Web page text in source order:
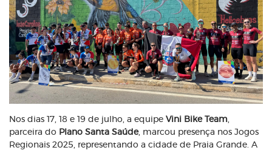
Nos dias 17, 18 e 19 de julho, a equipe Vini Bike Team,
parceira do Plano Santa Saúde, marcou presença nos Jogos
Regionais 2025, representando a cidade de Praia Grande. A